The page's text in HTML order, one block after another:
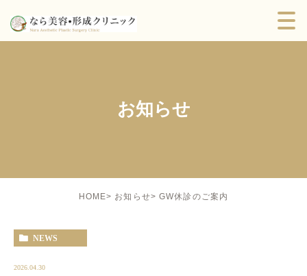
お知らせ
HOME お知らせ GW休診のご案内
NEWS
2026.04.30